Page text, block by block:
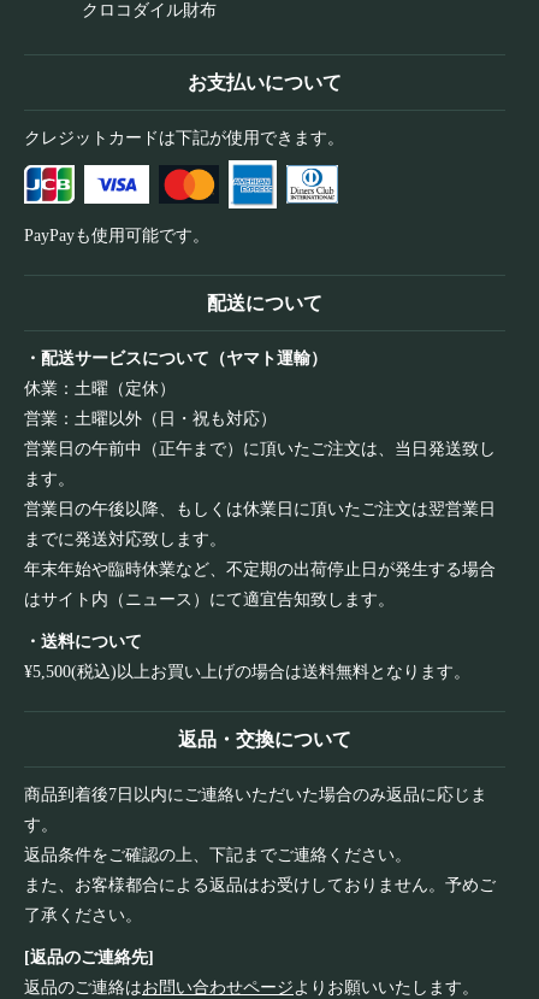
クロコダイル財布
お支払いについて
クレジットカードは下記が使用できます。
PayPayも使用可能です。
配送について
・配送サービスについて（ヤマト運輸）
休業：土曜（定休）
営業：土曜以外（日・祝も対応）
営業日の午前中（正午まで）に頂いたご注文は、当日発送致し
ます。
営業日の午後以降、もしくは休業日に頂いたご注文は翌営業日
までに発送対応致します。
年末年始や臨時休業など、不定期の出荷停止日が発生する場合
はサイト内（ニュース）にて適宜告知致します。
・送料について
¥5,500(税込)以上お買い上げの場合は送料無料となります。
返品・交換について
商品到着後7日以内にご連絡いただいた場合のみ返品に応じま
す。
返品条件をご確認の上、下記までご連絡ください。
また、お客様都合による返品はお受けしておりません。予めご
了承ください。
[返品のご連絡先]
返品のご連絡はお問い合わせページよりお願いいたします。